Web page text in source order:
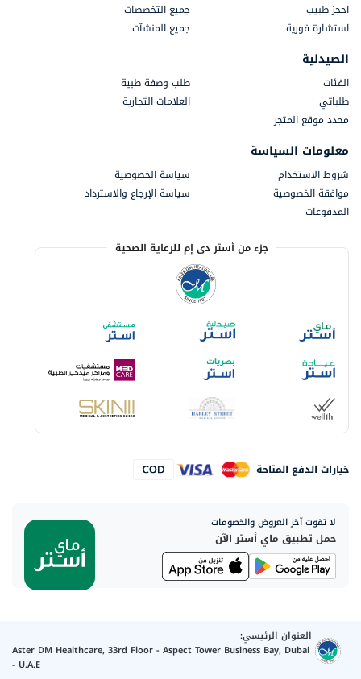
احجز طبيب
جميع التخصصات
استشارة فورية
جميع المنشآت
الصيدلية
الفئات
طلب وصفة طبية
طلباتي
العلامات التجارية
محدد موقع المتجر
معلومات السياسة
شروط الاستخدام
سياسة الخصوصية
موافقة الخصوصية
سياسة الإرجاع والاسترداد
المدفوعات
جزء من أستر دي إم للرعاية الصحية
خيارات الدفع المتاحة
لا تفوت آخر العروض والخصومات
حمل تطبيق ماي أستر الآن
العنوان الرئيسي:
Aster DM Healthcare, 33rd Floor - Aspect Tower Business Bay, Dubai
- U.A.E